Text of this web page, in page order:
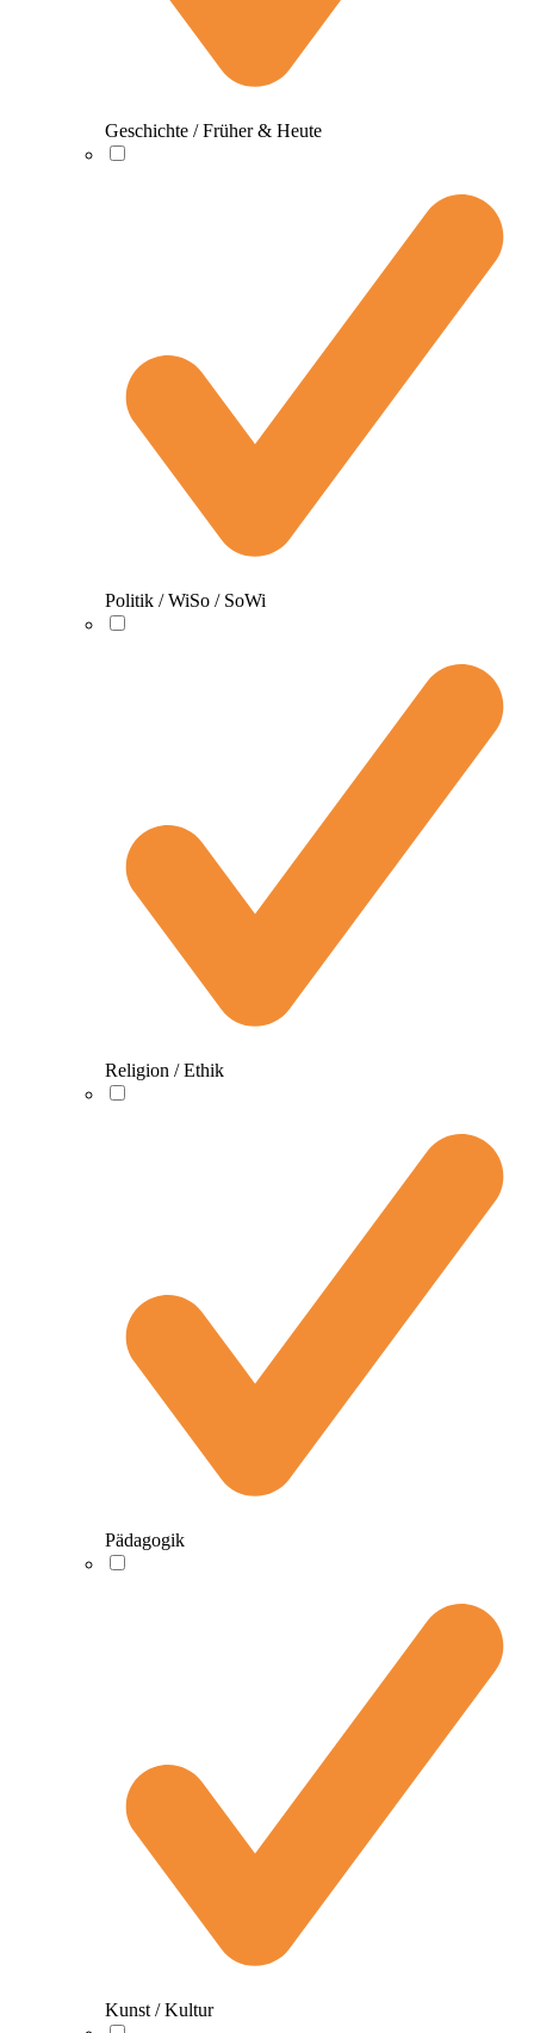
Geschichte / Früher & Heute
Politik / WiSo / SoWi
Religion / Ethik
Pädagogik
Kunst / Kultur